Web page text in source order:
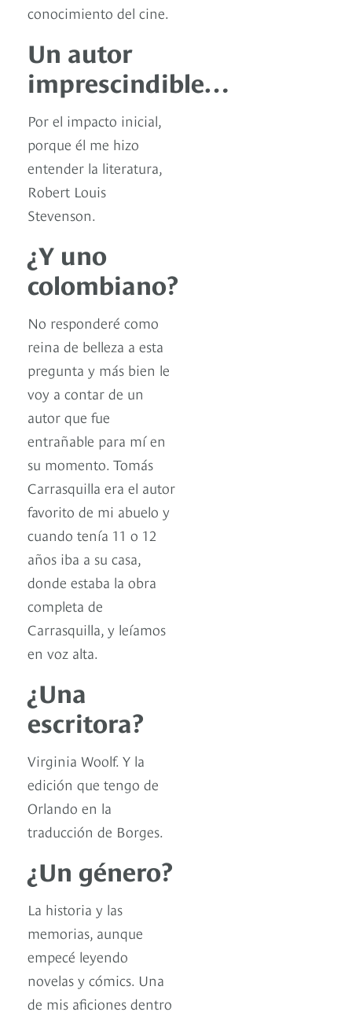
conocimiento del cine.
Un autor
imprescindible…
Por el impacto inicial,
porque él me hizo
entender la literatura,
Robert Louis
Stevenson.
¿Y uno
colombiano?
No responderé como
reina de belleza a esta
pregunta y más bien le
voy a contar de un
autor que fue
entrañable para mí en
su momento. Tomás
Carrasquilla era el autor
favorito de mi abuelo y
cuando tenía 11 o 12
años iba a su casa,
donde estaba la obra
completa de
Carrasquilla, y leíamos
en voz alta.
¿Una
escritora?
Virginia Woolf. Y la
edición que tengo de
Orlando en la
traducción de Borges.
¿Un género?
La historia y las
memorias, aunque
empecé leyendo
novelas y cómics. Una
de mis aficiones dentro